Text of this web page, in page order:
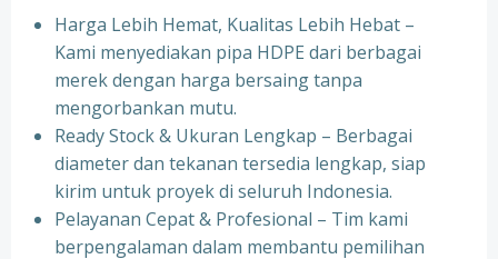
Harga Lebih Hemat, Kualitas Lebih Hebat –
Kami menyediakan pipa HDPE dari berbagai
merek dengan harga bersaing tanpa
mengorbankan mutu.
Ready Stock & Ukuran Lengkap – Berbagai
diameter dan tekanan tersedia lengkap, siap
kirim untuk proyek di seluruh Indonesia.
Pelayanan Cepat & Profesional – Tim kami
berpengalaman dalam membantu pemilihan